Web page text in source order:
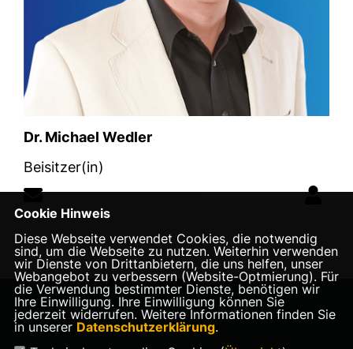
Dr. Michael Wedler
Beisitzer(in)
Homepage des CDU Stadtverbandes Bad Sachsa
Cookie Hinweis
Diese Webseite verwendet Cookies, die notwendig
sind, um die Webseite zu nutzen. Weiterhin verwenden
wir Dienste von Drittanbietern, die uns helfen, unser
Webangebot zu verbessern (Website-Optmierung). Für
die Verwendung bestimmter Dienste, benötigen wir
Ihre Einwilligung. Ihre Einwilligung können Sie
jederzeit widerrufen. Weitere Informationen finden Sie
in unserer Datenschutzerklärung.